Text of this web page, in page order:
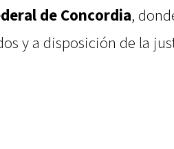
de Concordia,
y a disposición de la